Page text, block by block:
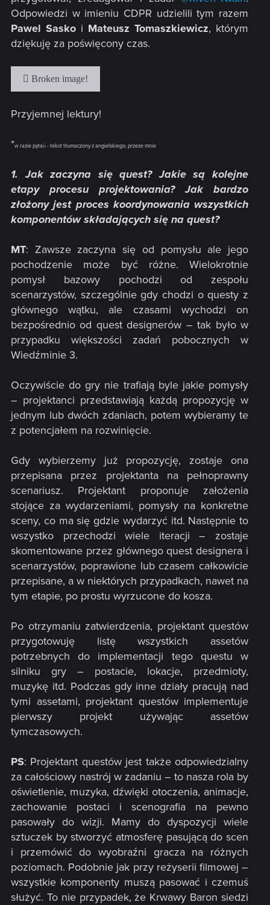
Odpowiedzi w imieniu CDPR udzielili tym razem
Pawel Sasko i Mateusz Tomaszkiewicz, którym
dziękuję za poświęcony czas.
Przyjemnej lektury!
*w razie pytań - tekst tłumaczony z angielskiego, przeze mnie
1. Jak zaczyna się quest? Jakie są kolejne
etapy procesu projektowania? Jak bardzo
złożony jest proces koordynowania wszystkich
komponentów składających się na quest?
MT: Zawsze zaczyna się od pomysłu ale jego
pochodzenie może być różne. Wielokrotnie
pomysł bazowy pochodzi od zespołu
scenarzystów, szczególnie gdy chodzi o questy z
głównego wątku, ale czasami wychodzi on
bezpośrednio od quest designerów – tak było w
przypadku większości zadań pobocznych w
Wiedźminie 3.
Oczywiście do gry nie trafiają byle jakie pomysły
– projektanci przedstawiają każdą propozycję w
jednym lub dwóch zdaniach, potem wybieramy te
z potencjałem na rozwinięcie.
Gdy wybierzemy już propozycję, zostaje ona
przepisana przez projektanta na pełnoprawny
scenariusz. Projektant proponuje założenia
stojące za wydarzeniami, pomysły na konkretne
sceny, co ma się gdzie wydarzyć itd. Następnie to
wszystko przechodzi wiele iteracji – zostaje
skomentowane przez głównego quest designera i
scenarzystów, poprawione lub czasem całkowicie
przepisane, a w niektórych przypadkach, nawet na
tym etapie, po prostu wyrzucone do kosza.
Po otrzymaniu zatwierdzenia, projektant questów
przygotowuję listę wszystkich assetów
potrzebnych do implementacji tego questu w
silniku gry – postacie, lokacje, przedmioty,
muzykę itd. Podczas gdy inne działy pracują nad
tymi assetami, projektant questów implementuje
pierwszy projekt używając assetów
tymczasowych.
PS: Projektant questów jest także odpowiedzialny
za całościowy nastrój w zadaniu – to nasza rola by
oświetlenie, muzyka, dźwięki otoczenia, animacje,
zachowanie postaci i scenografia na pewno
pasowały do wizji. Mamy do dyspozycji wiele
sztuczek by stworzyć atmosferę pasującą do scen
i przemówić do wyobraźni gracza na różnych
poziomach. Podobnie jak przy reżyserii filmowej –
wszystkie komponenty muszą pasować i czemuś
służyć. To nie przypadek, że Krwawy Baron siedzi